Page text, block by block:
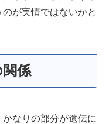
が実情ではないかと
係
なりの部分が遺伝に